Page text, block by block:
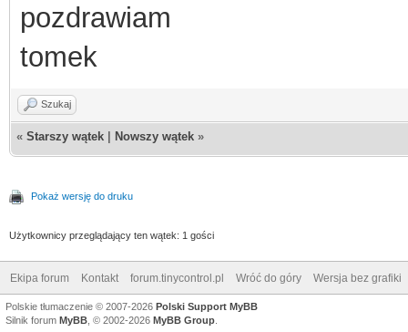
pozdrawiam
tomek
Szukaj
« Starszy wątek Nowszy wątek »
Pokaż wersję do druku
Użytkownicy przeglądający ten wątek: 1 gości
Ekipa forum Kontakt forum.tinycontrol.pl Wróć do góry Wersja bez grafiki
Polskie tłumaczenie © 2007-2026 Polski Support MyBB
Silnik forum MyBB , © 2002-2026 MyBB Group